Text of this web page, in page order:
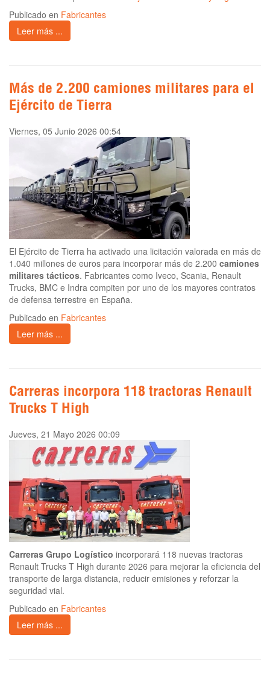
Publicado en Fabricantes
Leer más ...
Más de 2.200 camiones militares para el
Ejército de Tierra
Viernes, 05 Junio 2026 00:54
El Ejército de Tierra ha activado una licitación valorada en más de
1.040 millones de euros para incorporar más de 2.200 camiones
militares tácticos. Fabricantes como Iveco, Scania, Renault
Trucks, BMC e Indra compiten por uno de los mayores contratos
de defensa terrestre en España.
Publicado en Fabricantes
Leer más ...
Carreras incorpora 118 tractoras Renault
Trucks T High
Jueves, 21 Mayo 2026 00:09
Carreras Grupo Logístico incorporará 118 nuevas tractoras
Renault Trucks T High durante 2026 para mejorar la eficiencia del
transporte de larga distancia, reducir emisiones y reforzar la
seguridad vial.
Publicado en Fabricantes
Leer más ...